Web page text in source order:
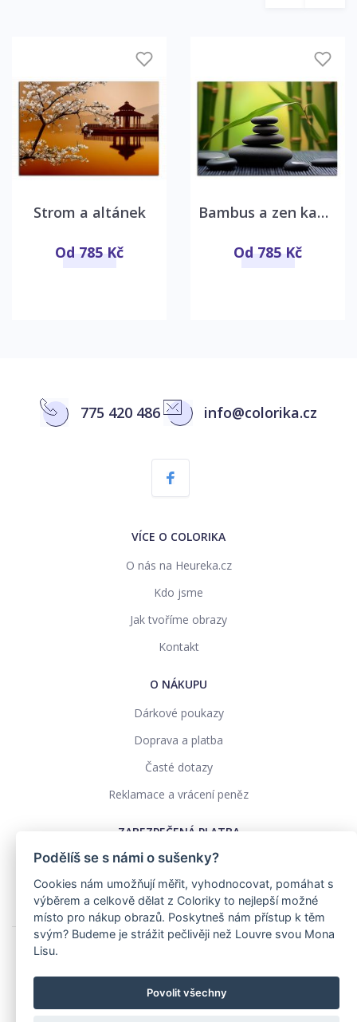
Strom a altánek
Od 785 Kč
Bambus a zen kameny
Od 785 Kč
775 420 486 info@colorika.cz
VÍCE O COLORIKA
O nás na Heureka.cz
Kdo jsme
Jak tvoříme obrazy
Kontakt
O NÁKUPU
Dárkové poukazy
Doprava a platba
Časté dotazy
Reklamace a vrácení peněz
ZABEZPEČENÁ PLATBA
Obchodní podmínky
Realizace: pavelszabo.cz
Podělíš se s námi o sušenky?
Cookies nám umožňují měřit, vyhodnocovat, pomáhat s
výběrem a celkově dělat z Coloriky to nejlepší možné
místo pro nákup obrazů. Poskytneš nám přístup k těm
svým? Budeme je strážit pečlivěji než Louvre svou Mona
Lisu.
Povolit všechny